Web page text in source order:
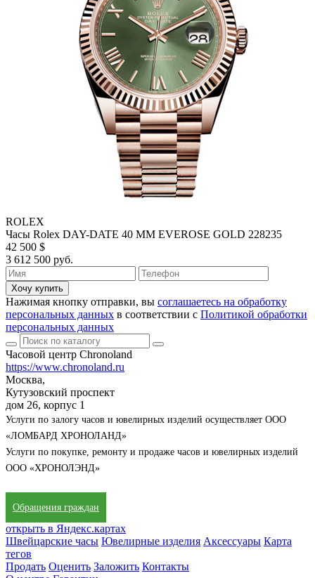
ROLEX
Часы Rolex DAY-DATE 40 MM EVEROSE GOLD 228235
42 500 $
3 612 500 руб.
Хочу купить
Нажимая кнопку отправки, вы соглашаетесь на обработку
персональных данных в соответствии с Политикой обработки
персональных данных
Часовой центр Chronoland
https://www.chronoland.ru
Москва,
Кутузовский проспект
дом 26, корпус 1
Услуги по залогу часов и ювелирных изделий осуществляет ООО
«ЛОМБАРД ХРОНОЛАНД»
Услуги по покупке, ремонту и продаже часов и ювелирных изделий
ООО «ХРОНОЛЭНД»
Обращения граждан
открыть в Яндекс.картах
Швейцарские часы Ювелирные изделия Аксессуары Карта
тегов
Продать Оценить Заложить Контакты